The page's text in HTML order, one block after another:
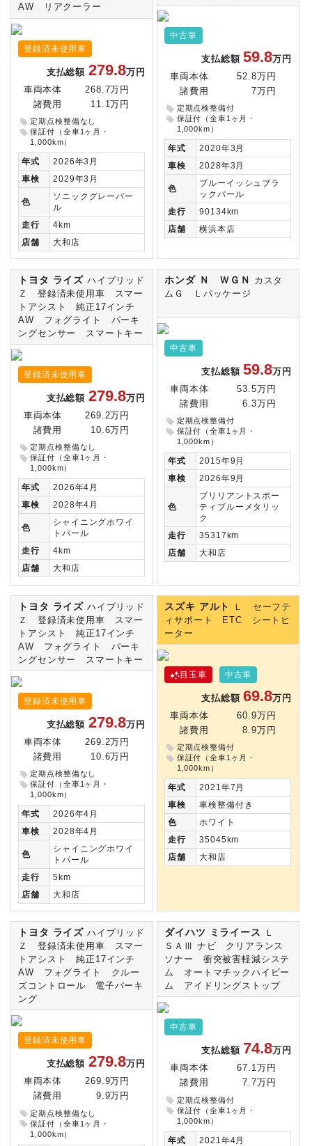
AW リアクーラー
登録済未使用車
支払総額 279.8万円
車両本体
268.7万円
諸費用
11.1万円
定期点検整備なし
保証付（全車1ヶ月・
1,000km）
年式
2026年3月
車検
2029年3月
色
ソニックグレーパー
ル
走行
4km
店舗
大和店
中古車
支払総額59.8万円
車両本体
52.8万円
諸費用
7万円
定期点検整備付
保証付（全車1ヶ月・
1,000km）
年式
2020年3月
車検
2028年3月
色
ブルーイッシュブラ
ックパール
走行
90134km
店舗
横浜本店
トヨタ ライズ ハイブリッド
Ｚ 登録済未使用車 スマー
トアシスト 純正17インチ
AW フォグライト パーキ
ングセンサー スマートキー
登録済未使用車
支払総額 279.8万円
車両本体
269.2万円
諸費用
10.6万円
定期点検整備なし
保証付（全車1ヶ月・
1,000km）
年式
2026年4月
車検
2028年4月
色
シャイニングホワイ
トパール
走行
4km
店舗
大和店
ホンダ Ｎ ＷＧＮ
カスタ
ムＧ Ｌパッケージ
中古車
支払総額59.8万円
車両本体
53.5万円
諸費用
6.3万円
定期点検整備付
保証付（全車1ヶ月・
1,000km）
年式
2015年9月
車検
2026年9月
色
ブリリアントスポー
ティブルーメタリッ
ク
走行
35317km
店舗
大和店
トヨタ ライズ ハイブリッド
Ｚ 登録済未使用車 スマー
トアシスト 純正17インチ
AW フォグライト パーキ
ングセンサー スマートキー
登録済未使用車
支払総額 279.8万円
車両本体
269.2万円
諸費用
10.6万円
定期点検整備なし
保証付（全車1ヶ月・
1,000km）
年式
2026年4月
車検
2028年4月
色
シャイニングホワイ
トパール
走行
5km
店舗
大和店
スズキ アルト
Ｌ セーフテ
ィサポート ETC シートヒ
ーター
目玉車 中古車
支払総額69.8万円
車両本体
60.9万円
諸費用
8.9万円
定期点検整備付
保証付（全車1ヶ月・
1,000km）
年式
2021年7月
車検
車検整備付き
色
ホワイト
走行
35045km
店舗
大和店
トヨタ ライズ ハイブリッド
Ｚ 登録済未使用車 スマー
トアシスト 純正17インチ
AW フォグライト クルー
ズコントロール 電子パーキ
ング
登録済未使用車
支払総額 279.8万円
車両本体
269.9万円
諸費用
9.9万円
定期点検整備なし
保証付（全車1ヶ月・
1,000km）
ダイハツ ミライース
Ｌ
ＳＡⅢ ナビ クリアランス
ソナー 衝突被害軽減システ
ム オートマチックハイビー
ム アイドリングストップ
中古車
支払総額 74.8万円
車両本体
67.1万円
諸費用
7.7万円
定期点検整備付
保証付（全車1ヶ月・
1,000km）
年式
2021年4月